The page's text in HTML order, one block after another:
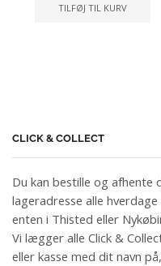
TILFØJ TIL KURV
CLICK & COLLECT
Du kan bestille og afhente
lageradresse alle
enten i Thisted eller
Vi lægger alle Click &
eller kasse med dit navn